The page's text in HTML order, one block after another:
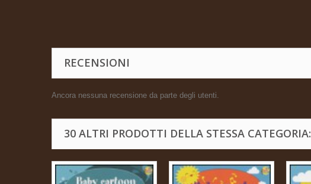
RECENSIONI
Ancora nessuna recensione da parte degli utenti.
30 ALTRI PRODOTTI DELLA STESSA CATEGORIA: